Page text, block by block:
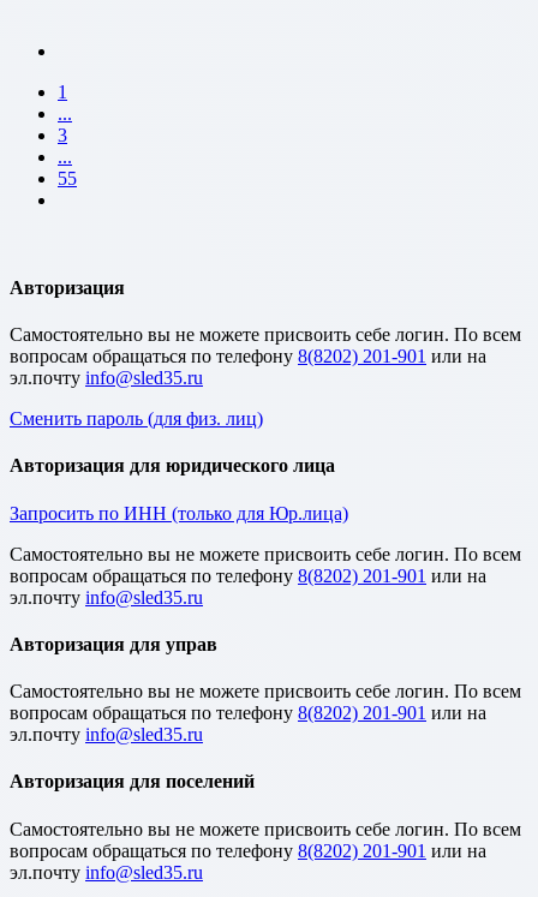
1
...
3
...
55
Авторизация
Cамостоятельно вы не можете присвоить себе логин. По всем
вопросам обращаться по телефону 8(8202) 201-901 или на
эл.почту
Сменить пароль (для физ. лиц)
Авторизация для юридического лица
Запросить по ИНН (только для Юр.лица)
Cамостоятельно вы не можете присвоить себе логин. По всем
вопросам обращаться по телефону 8(8202) 201-901 или на
эл.почту
Авторизация для управ
Cамостоятельно вы не можете присвоить себе логин. По всем
вопросам обращаться по телефону 8(8202) 201-901 или на
эл.почту
Авторизация для поселений
Cамостоятельно вы не можете присвоить себе логин. По всем
вопросам обращаться по телефону 8(8202) 201-901 или на
эл.почту